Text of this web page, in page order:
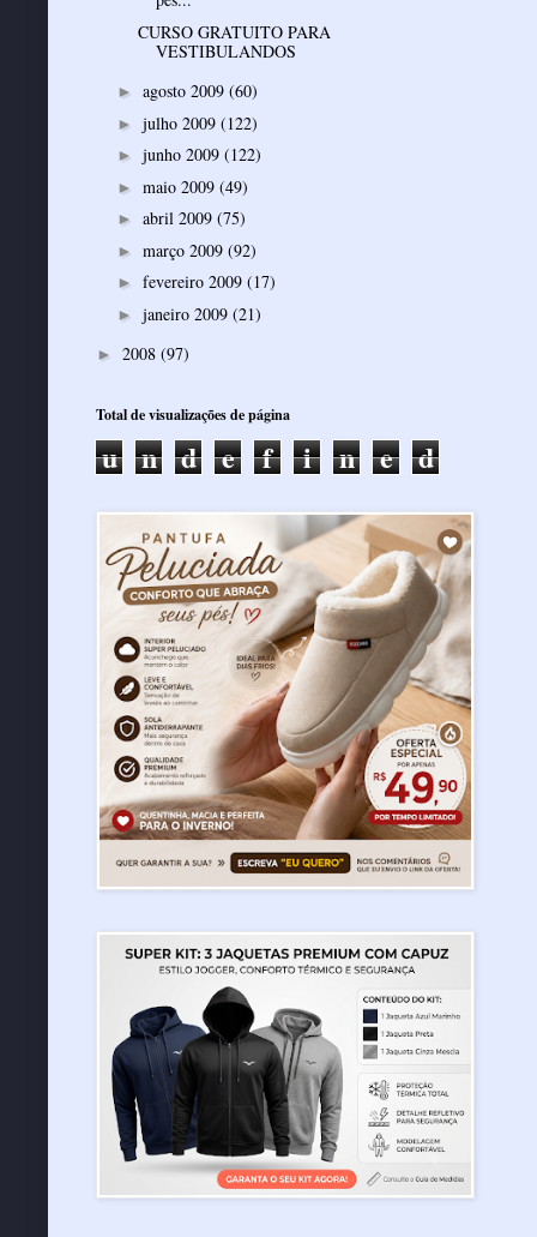
CURSO GRATUITO PARA
VESTIBULANDOS
► agosto 2009 (60)
► julho 2009 (122)
► junho 2009 (122)
► maio 2009 (49)
► abril 2009 (75)
► março 2009 (92)
► fevereiro 2009 (17)
► janeiro 2009 (21)
► 2008 (97)
Total de visualizações de página
u n d e f i n e d